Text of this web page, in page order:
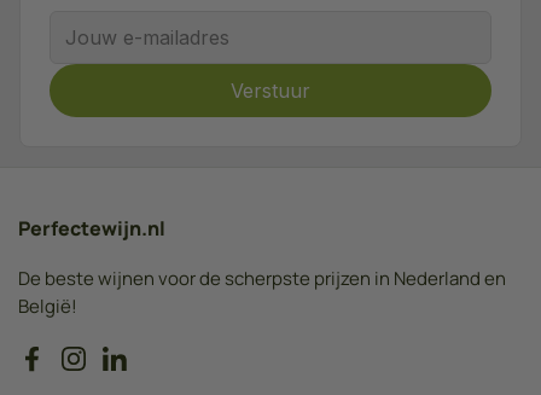
Verstuur
Perfectewijn.nl
De beste wijnen voor de scherpste prijzen in Nederland en
België!
Facebook
InstagramLinkedIn